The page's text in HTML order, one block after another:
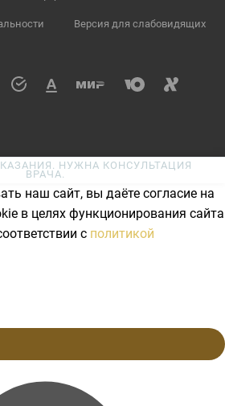
Версия для слабовидящих
НУЖНА КОНСУЛЬТАЦИЯ
ВРАЧА.
наш сайт, вы даёте согласие на
в целях функционирования сайта
с политикой